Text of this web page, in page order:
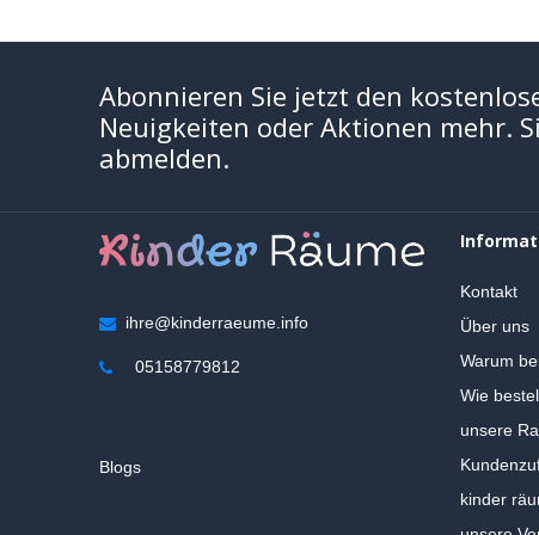
Abonnieren Sie jetzt den
Neuigkeiten oder Aktionen mehr.
abmelden.
ihre@kinderraeume.info
05158779812
Blogs
Kontakt
Über uns
Warum
Wie
unsere
kinder